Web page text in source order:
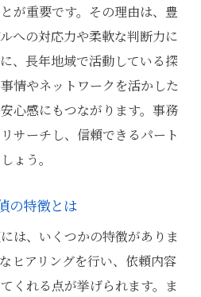
が重要です。その理由は、豊
への対応力や柔軟な判断力に
、長年地域で活動している探
情やネットワークを活かした
心感にもつながります。事務
サーチし、信頼できるパート
ょう。
の特徴とは
は、いくつかの特徴がありま
ヒアリングを行い、依頼内容
くれる点が挙げられます。ま